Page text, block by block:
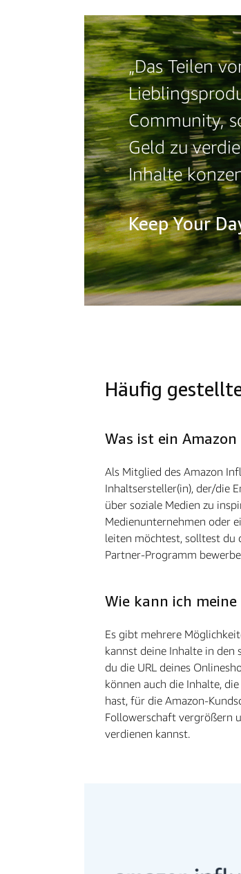
„Das Teilen
Community,
Geld zu
Inhalte
Keep Your
Häufig
Was ist ein
Als Mitglied des Amazon
Inhaltsersteller(in), der/die
über soziale Medien zu
Medienunternehmen oder
leiten möchtest, solltest du
Partner-Programm
Wie kann ich
Es gibt mehrere
kannst deine Inhalte in den
du die URL deines
können auch die Inhalte,
hast, für die Amazon-
Followerschaft vergrößern
verdienen kannst.